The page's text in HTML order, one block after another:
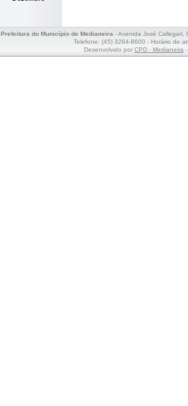
Prefeitura do Município de Medianeira- Avenida José Callegari,
Telefone: (45) 3264-8600 - Horário de
Desenvolvido por CPD - Medianeira-